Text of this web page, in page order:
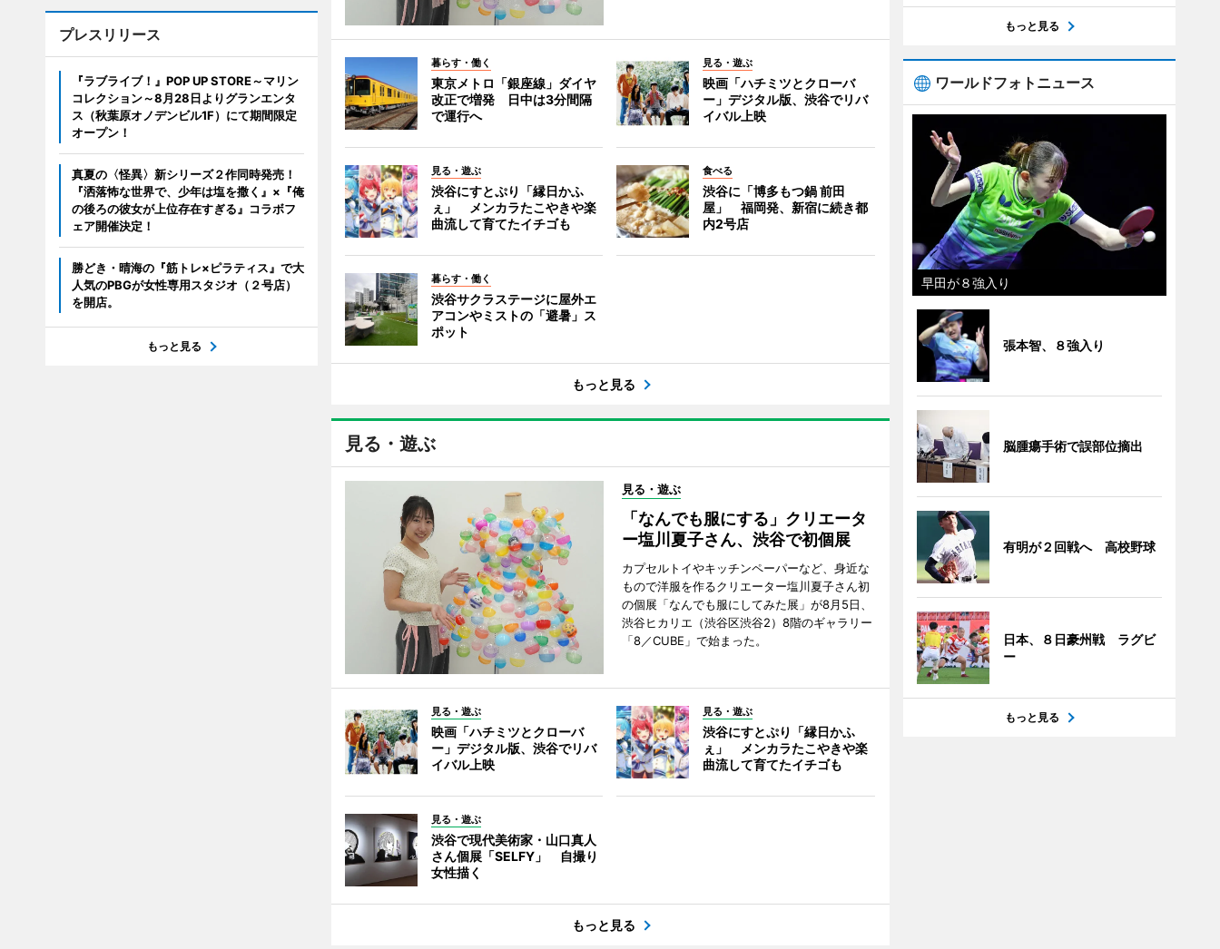
暮らす・働く
東京メトロ「銀座線」ダイヤ
改正で増発 日中は3分間隔
で運行へ
見る・遊ぶ
映画「ハチミツとクローバ
ー」デジタル版、渋谷でリバ
イバル上映
見る・遊ぶ
渋谷にすとぷり「縁日かふ
ぇ」 メンカラたこやきや楽
曲流して育てたイチゴも
食べる
渋谷に「博多もつ鍋 前田
屋」 福岡発、新宿に続き都
内2号店
暮らす・働く
渋谷サクラステージに屋外エ
アコンやミストの「避暑」ス
ポット
もっと見る
見る・遊ぶ
見る・遊ぶ
「なんでも服にする」クリエータ
ー塩川夏子さん、渋谷で初個展
カプセルトイやキッチンペーパーなど、身近な
もので洋服を作るクリエーター塩川夏子さん初
の個展「なんでも服にしてみた展」が8月5日、
渋谷ヒカリエ（渋谷区渋谷2）8階のギャラリー
「8／CUBE」で始まった。
見る・遊ぶ
映画「ハチミツとクローバ
ー」デジタル版、渋谷でリバ
イバル上映
見る・遊ぶ
渋谷にすとぷり「縁日かふ
ぇ」 メンカラたこやきや楽
曲流して育てたイチゴも
見る・遊ぶ
渋谷で現代美術家・山口真人
さん個展「SELFY」 自撮り
女性描く
もっと見る
プレスリリース
『ラブライブ！』POP UP STORE～マリン
コレクション～8月28日よりグランエンタ
ス（秋葉原オノデンビル1F）にて期間限定
オープン！
真夏の〈怪異〉新シリーズ２作同時発売！
『洒落怖な世界で、少年は塩を撒く』×『俺
の後ろの彼女が上位存在すぎる』コラボフ
ェア開催決定！
勝どき・晴海の『筋トレ×ピラティス』で大
人気のPBGが女性専用スタジオ（２号店）
を開店。
もっと見る
もっと見る
ワールドフォトニュース
早田が８強入り
張本智、８強入り
脳腫瘍手術で誤部位摘出
有明が２回戦へ 高校野球
日本、８日豪州戦 ラグビ
ー
もっと見る